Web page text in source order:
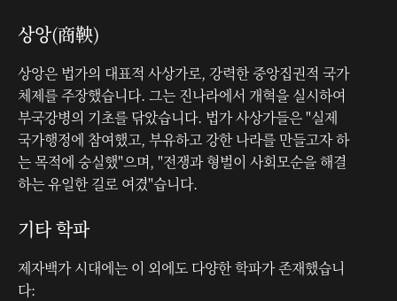
상앙(商鞅)
상앙은 법가의 대표적 사상가로, 강력한 중앙집권적 국가
체제를 주장했습니다. 그는 진나라에서 개혁을 실시하여
부국강병의 기초를 닦았습니다. 법가 사상가들은 "실제
국가행정에 참여했고, 부유하고 강한 나라를 만들고자 하
는 목적에 숭실했"으며, "전쟁과 형벌이 사회모순을 해결
하는 유일한 길로 여겼"습니다.
기타 학파
제자백가 시대에는 이 외에도 다양한 학파가 존재했습니
다: